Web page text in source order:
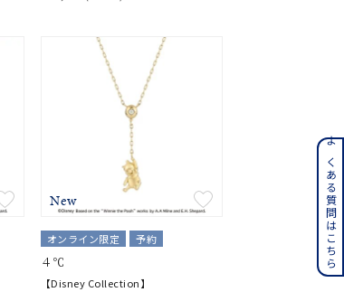
6月の誕生石
12月の誕生石
New
オンライン限定 予約
４℃
【Disney Collection】
よくある質問はこちら